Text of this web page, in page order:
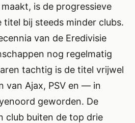
is de progressieve
bij steeds minder clubs.
van de Eredivisie
nog regelmatig
tachtig is de titel vrijwel
van Ajax, PSV en — in
geworden. De
club buiten de top drie